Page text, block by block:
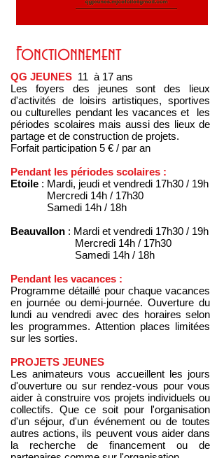
Fonctionnement
QG JEUNES 11 à 17 ans
Les foyers des jeunes sont des lieux
d'activités de loisirs artistiques, sportives
ou culturelles pendant les vacances et les
périodes scolaires mais aussi des lieux de
partage et de construction de projets.
Forfait participation 5 € / par an
Pendant les périodes scolaires :
Etoile : Mardi, jeudi et vendredi 17h30 / 19h
Mercredi 14h / 17h30
Samedi 14h / 18h
Beauvallon : Mardi et vendredi 17h30 / 19h
Mercredi 14h / 17h30
Samedi 14h / 18h
Pendant les vacances :
Programme détaillé pour chaque vacances
en journée ou demi-journée. Ouverture du
lundi au vendredi avec des horaires selon
les programmes. Attention places limitées
sur les sorties.
PROJETS JEUNES
Les animateurs vous accueillent les jours
d'ouverture ou sur rendez-vous pour vous
aider à construire vos projets individuels ou
collectifs. Que ce soit pour l'organisation
d'un séjour, d'un événement ou de toutes
autres actions, ils peuvent vous aider dans
la recherche de financement ou de